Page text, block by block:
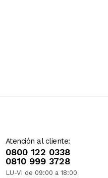
Atención al cliente:
0800 122 0338
0810 999 3728
LU-VI de 09:00 a 18:00